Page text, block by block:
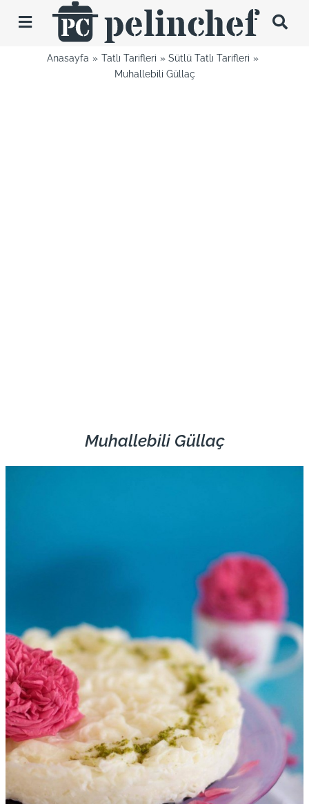
Toggle
Navigation
TariflerAnasayfa Tatlı Tarifleri
Sütlü Tatlı Tarifleri
Muhallebili Güllaç
Muhallebili Güllaç